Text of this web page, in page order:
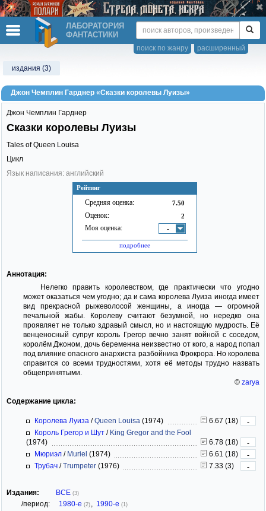
ЛАБОРАТОРИЯ
ФАНТАСТИКИ
расширенный
поиск по жанру
издания (3)
Джон Чемплин Гарднер «Сказки королевы Луизы»
Рейтинг
Средняя оценка: 7.50
Оценок: 2
Моя оценка: -
подробнее
Джон Чемплин Гарднер
Сказки королевы Луизы
Tales of Queen Louisa
Цикл
Язык написания: английский
Аннотация:
Нелегко править королевством, где практически что угодно
может оказаться чем угодно; да и сама королева Луиза иногда имеет
вид прекрасной рыжеволосой женщины, а иногда — огромной
печальной жабы. Королеву считают безумной, но нередко она
проявляет не только здравый смысл, но и настоящую мудрость. Её
венценосный супруг король Грегор вечно занят войной с соседом,
королём Джоном, дочь беременна неизвестно от кого, а народ попал
под влияние опасного анархиста разбойника Фрокрора. Но королева
справится со всеми трудностями, хотя её методы трудно назвать
общепринятыми.
© zarya
Содержание цикла:
Королева Луиза /Queen Louisa (1974) 6.67 (18)
-
Король Грегор и Шут / King Gregor and the Fool
(1974)
6.78 (18)
-
Мюриэл / Muriel (1974) 6.61 (18)
-
Трубач /Trumpeter (1976) 7.33 (3) -
Издания: ВСЕ (3)
/период: 1980-е (2) 1990-е (1)